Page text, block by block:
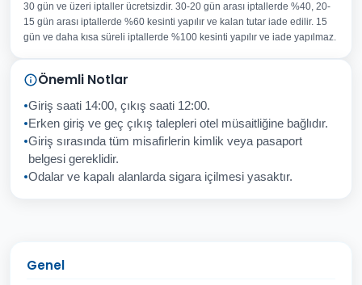
E-posta Adresiniz
Konu
Sorunuz
İptal Gönder
30 gün ve üzeri iptaller ücretsizdir. 30-20 gün arası iptallerde %40, 20-
15 gün arası iptallerde %60 kesinti yapılır ve kalan tutar iade edilir. 15
gün ve daha kısa süreli iptallerde %100 kesinti yapılır ve iade yapılmaz.
Önemli Notlar
Giriş saati 14:00, çıkış saati 12:00.
Erken giriş ve geç çıkış talepleri otel müsaitliğine bağlıdır.
Giriş sırasında tüm misafirlerin kimlik veya pasaport
belgesi gereklidir.
Odalar ve kapalı alanlarda sigara içilmesi yasaktır.
Genel